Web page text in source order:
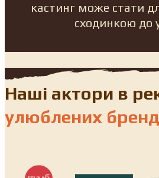
кастинг може стати
сходинкою до
Наші актори в
улюблених